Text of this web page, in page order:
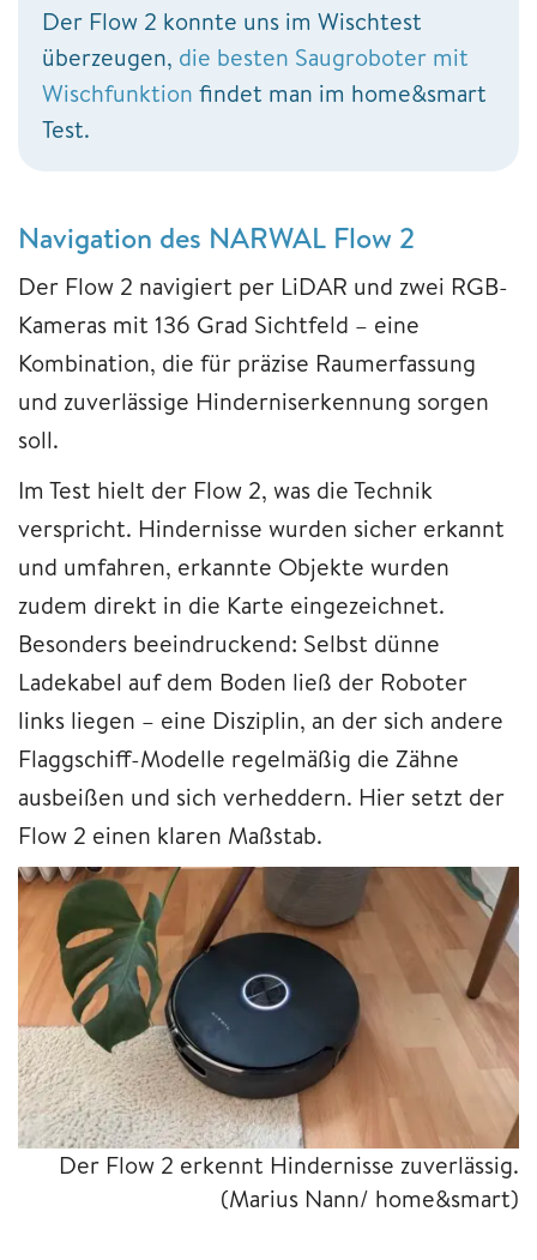
Der Flow 2 konnte uns im Wischtest
überzeugen, die besten Saugroboter mit
Wischfunktion findet man im home&smart
Test.
Navigation des NARWAL Flow 2
Der Flow 2 navigiert per LiDAR und zwei RGB-
Kameras mit 136 Grad Sichtfeld – eine
Kombination, die für präzise Raumerfassung
und zuverlässige Hinderniserkennung sorgen
soll.
Im Test hielt der Flow 2, was die Technik
verspricht. Hindernisse wurden sicher erkannt
und umfahren, erkannte Objekte wurden
zudem direkt in die Karte eingezeichnet.
Besonders beeindruckend: Selbst dünne
Ladekabel auf dem Boden ließ der Roboter
links liegen – eine Disziplin, an der sich andere
Flaggschiff-Modelle regelmäßig die Zähne
ausbeißen und sich verheddern. Hier setzt der
Flow 2 einen klaren Maßstab.
Der Flow 2 erkennt Hindernisse zuverlässig.
(Marius Nann/ home&smart)